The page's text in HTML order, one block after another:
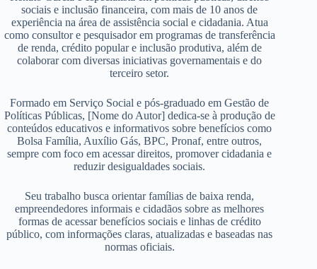
sociais e inclusão financeira, com mais de 10 anos de
experiência na área de assistência social e cidadania. Atua
como consultor e pesquisador em programas de transferência
de renda, crédito popular e inclusão produtiva, além de
colaborar com diversas iniciativas governamentais e do
terceiro setor.
Formado em Serviço Social e pós-graduado em Gestão de
Políticas Públicas, [Nome do Autor] dedica-se à produção de
conteúdos educativos e informativos sobre benefícios como
Bolsa Família, Auxílio Gás, BPC, Pronaf, entre outros,
sempre com foco em acessar direitos, promover cidadania e
reduzir desigualdades sociais.
Seu trabalho busca orientar famílias de baixa renda,
empreendedores informais e cidadãos sobre as melhores
formas de acessar benefícios sociais e linhas de crédito
público, com informações claras, atualizadas e baseadas nas
normas oficiais.